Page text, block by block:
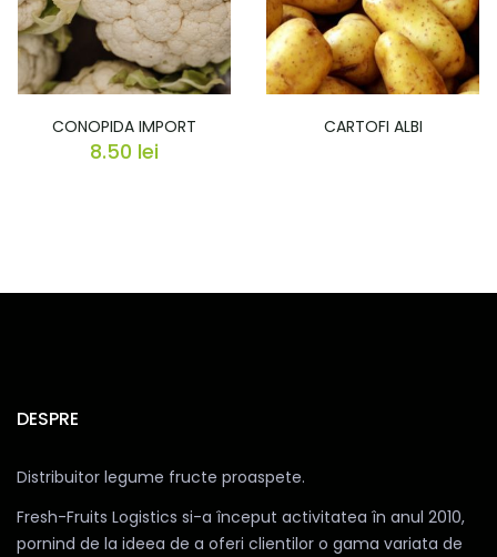
CONOPIDA IMPORT
8.50 lei
CARTOFI ALBI
DESPRE
Distribuitor legume fructe proaspete.
Fresh-Fruits Logistics si-a început activitatea în anul 2010,
pornind de la ideea de a oferi clientilor o gama variata de